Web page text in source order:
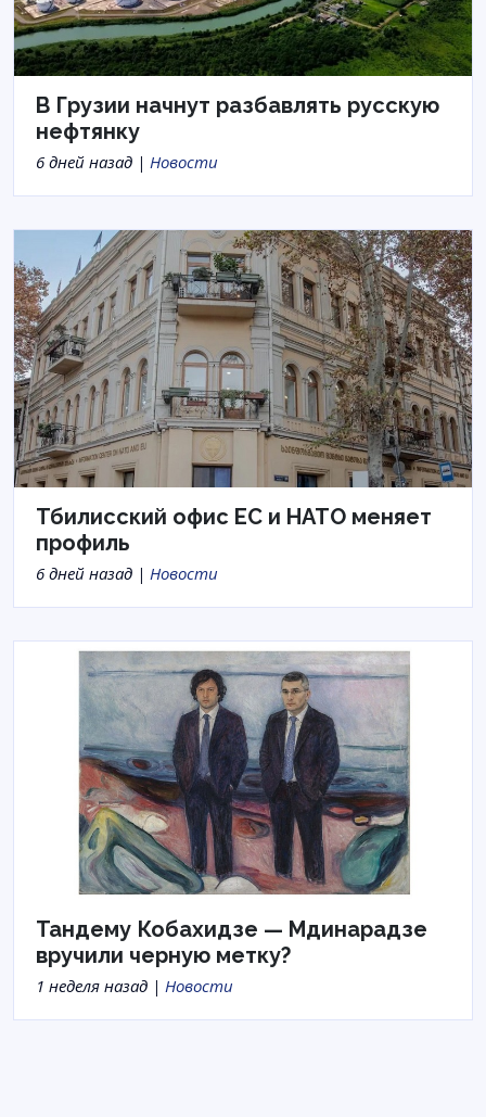
В Грузии начнут разбавлять русскую
нефтянку
6 дней назад | Новости
Тбилисский офис ЕС и НАТО меняет
профиль
6 дней назад | Новости
Тандему Кобахидзе — Мдинарадзе
вручили черную метку?
1 неделя назад | Новости